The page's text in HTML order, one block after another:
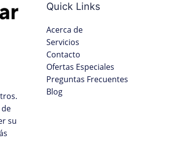
su
Quick Links
Acerca de
Servicios
Contacto
Ofertas Especiales
Preguntas Frecuentes
Blog